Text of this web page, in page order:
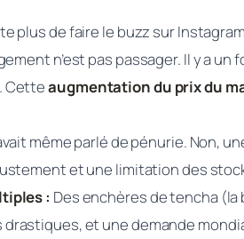
plus de faire le buzz sur
n’est pas passager. Il y a
Cetteaugmentation du prix du
même parlé de pénurie. Non,
et une limitation des
: Des enchères de tencha
et une demande